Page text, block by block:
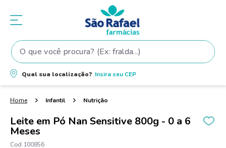
O que você procura? (Ex: fralda...)
Qual sua localização? Insira seu CEP
Infantil Nutrição
Leite em Pó Nan Sensitive 800g - 0 a 6
Meses
100856
Termos mais buscados
1º fralda
shampoo
4º teste gravidez